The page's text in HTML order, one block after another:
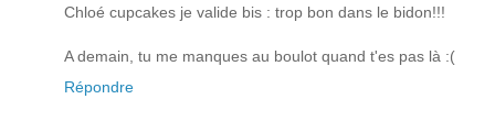
Chloé cupcakes je valide bis : trop bon dans le bidon!!!
A demain, tu me manques au boulot quand t'es pas là :(
Répondre